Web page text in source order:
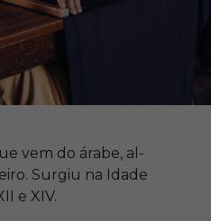
vem do árabe, al-
Surgiu na Idade
e XIV.